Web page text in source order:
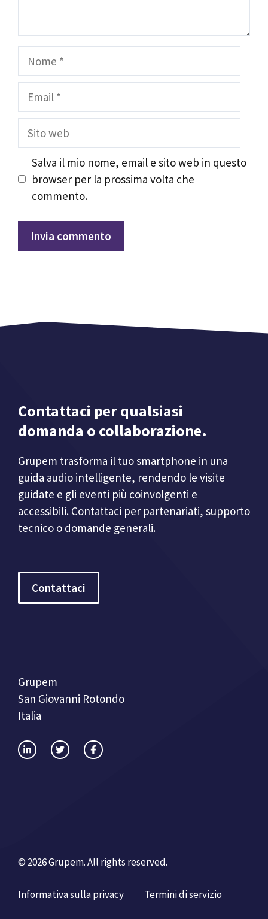
Sito
Salva il mio nome, email e sito web in questo
browser per la prossima volta che
commento.
Contattaci per qualsiasi
domanda o collaborazione.
Grupem trasforma il tuo smartphone in una
guida audio intelligente, rendendo le visite
guidate e gli eventi più coinvolgenti e
accessibili. Contattaci per partenariati, supporto
tecnico o domande generali.
Contattaci
Grupem
San Giovanni Rotondo
Italia
© 2026 Grupem. All rights reserved.
Informativa sulla privacy Termini di servizio